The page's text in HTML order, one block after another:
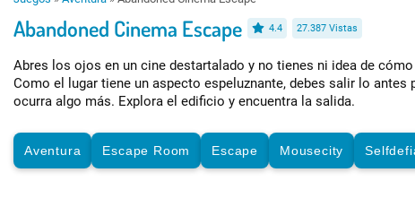
Abandoned Cinema Escape 4.4 27.387 Vistas
Abres los ojos en un cine destartalado y no tienes ni idea de
Como el lugar tiene un aspecto espeluznante, debes salir lo antes
ocurra algo más. Explora el edificio y encuentra la salida.
Aventura Escape Room Escape Mousecity